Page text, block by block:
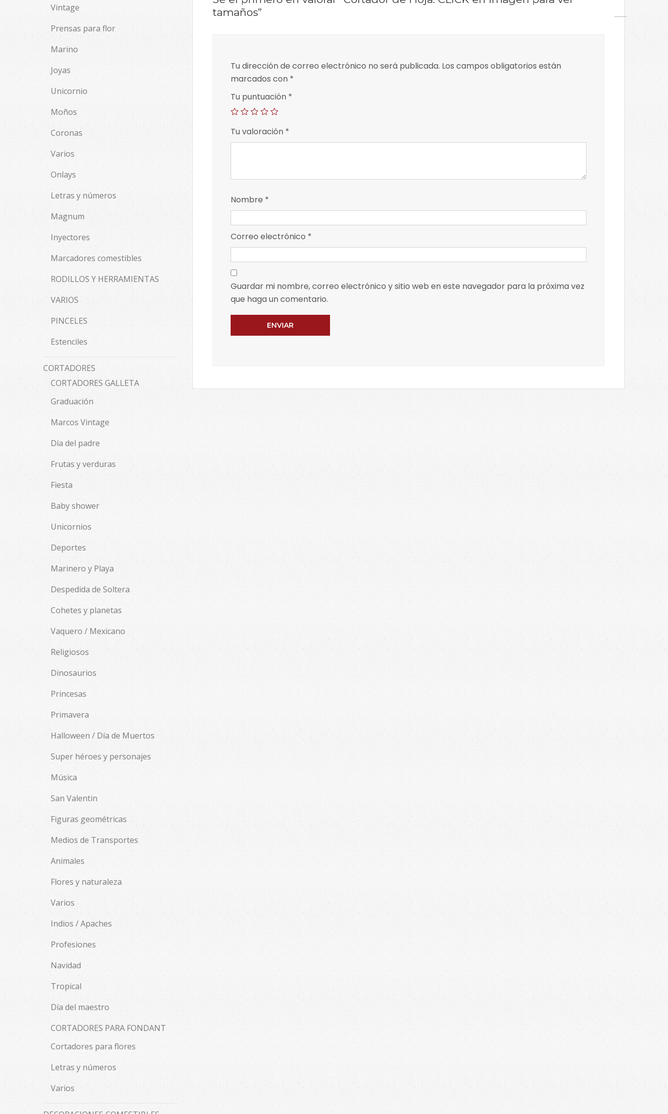
tamaños”
Tu dirección de correo electrónico no será publicada. Los campos obligatorios están
marcados con *
Tu puntuación *
Tu valoración *
Nombre *
Correo electrónico *
Guardar mi nombre, correo electrónico y sitio web en este navegador para la próxima vez
que haga un comentario.
Vintage
Prensas para flor
Marino
Joyas
Unicornio
Moños
Coronas
Varios
Onlays
Letras y números
Magnum
Inyectores
Marcadores comestibles
RODILLOS Y HERRAMIENTAS
VARIOS
PINCELES
Estenciles
CORTADORES
CORTADORES GALLETA
Graduación
Marcos Vintage
Día del padre
Frutas y verduras
Fiesta
Baby shower
Unicornios
Deportes
Marinero y Playa
Despedida de Soltera
Cohetes y planetas
Vaquero / Mexicano
Religiosos
Dinosaurios
Princesas
Primavera
Halloween / Día de Muertos
Super héroes y personajes
Música
San Valentin
Figuras geométricas
Medios de Transportes
Animales
Flores y naturaleza
Varios
Indios / Apaches
Profesiones
Navidad
Tropical
Día del maestro
CORTADORES PARA FONDANT
Cortadores para flores
Letras y números
Varios